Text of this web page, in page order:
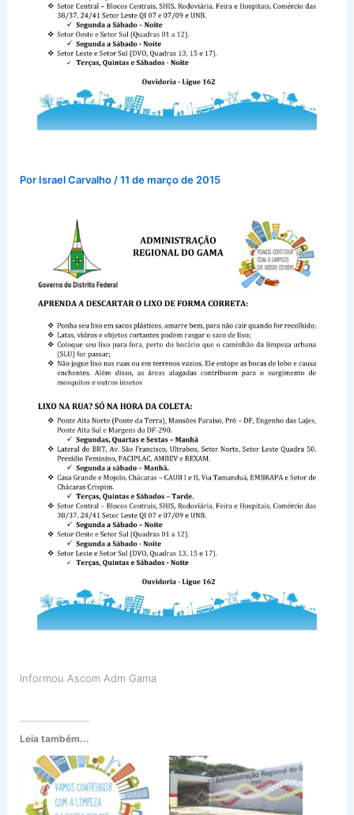
Por Israel Carvalho/11 de março de 2015
Informou Ascom Adm Gama
Leia também...